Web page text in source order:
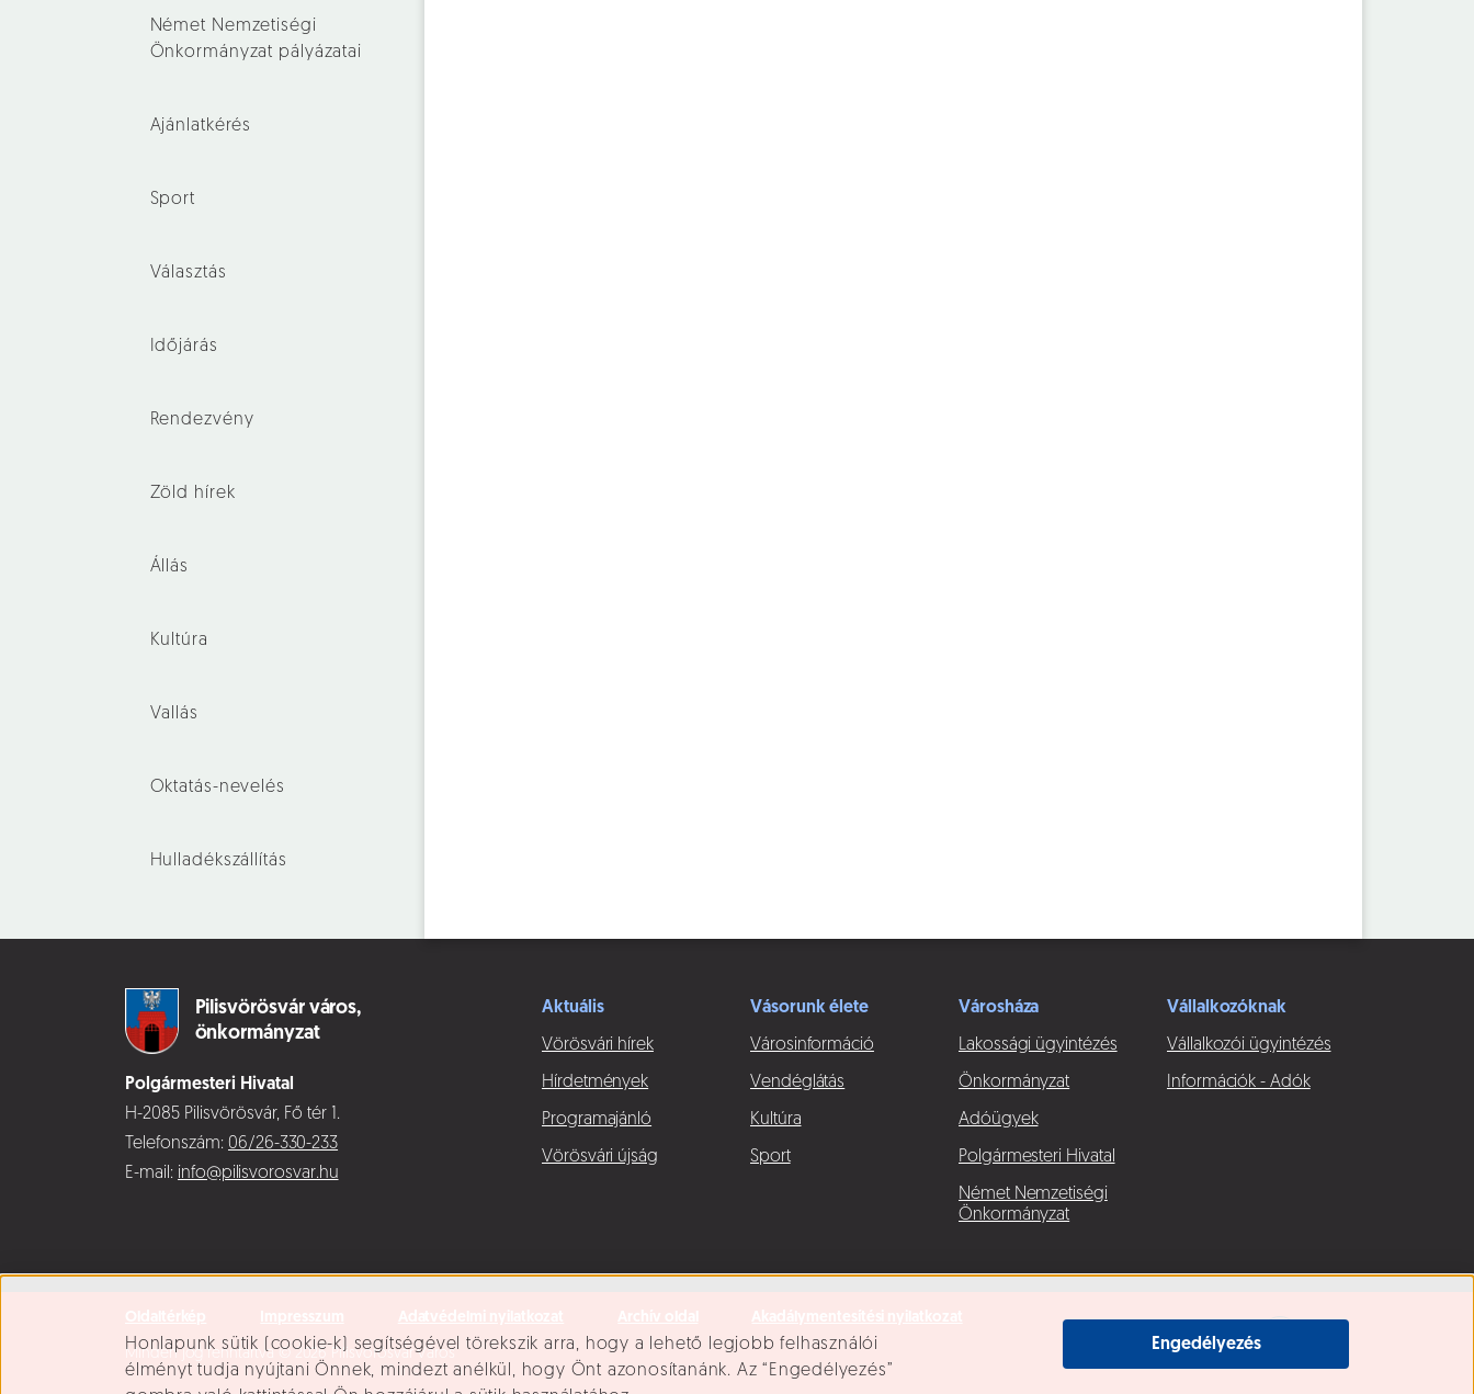
Süti beállítások
Honlapunk sütik (cookie-k) segítségével törekszik arra, hogy a lehető legjobb felhasználói
élményt tudja nyújtani Önnek, mindezt anélkül, hogy Önt azonosítanánk. Az “Engedélyezés”
Engedélyezés
Német Nemzetiségi
Önkormányzat pályázatai
Ajánlatkérés
Sport
Választás
Időjárás
Rendezvény
Zöld hírek
Állás
Kultúra
Vallás
Oktatás-nevelés
Hulladékszállítás
Pilisvörösvár város,
önkormányzat
Polgármesteri Hivatal
H-2085 Pilisvörösvár, Fő tér 1.
Telefonszám: 06/26-330-233
E-mail: info@pilisvorosvar.hu
Aktuális
Vörösvári hírek
Hírdetmények
Programajánló
Vörösvári újság
Vásorunk élete
Városinformáció
Vendéglátás
Kultúra
Sport
Városháza
Lakossági ügyintézés
Önkormányzat
Adóügyek
Polgármesteri Hivatal
Német Nemzetiségi
Önkormányzat
Vállalkozóknak
Vállalkozói ügyintézés
Információk - Adók
Minden jog fenntartva © 2026 Pilisvörösvár Város